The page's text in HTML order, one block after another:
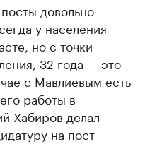
довольно
у населения
но с точки
32 года — это
с Мавлиевым есть
работы в
Хабиров делал
на пост